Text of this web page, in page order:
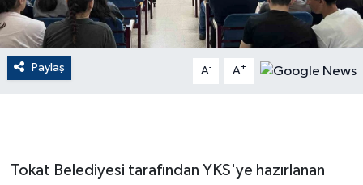
Paylaş A- A+
Tokat Belediyesi tarafından YKS'ye hazırlanan
English News
Finans
GENEL